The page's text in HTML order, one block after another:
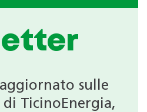
sulle
TicinoEnergia,